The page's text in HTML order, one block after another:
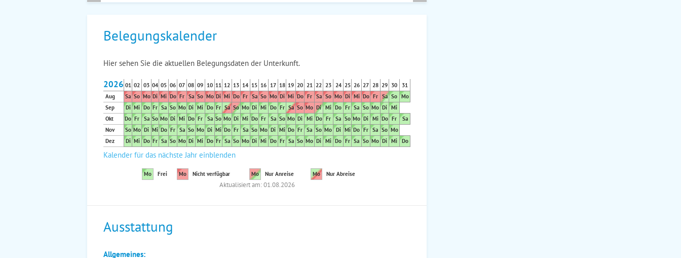
Belegungskalender
Hier sehen Sie die aktuellen Belegungsdaten der Unterkunft.
2026 01 02 03 04 05 06 07 08 09 10 11 12 13 14 15 16 17 18 19 20 21 22 23 24 25 26 27 28 29 30
31
Aug
Sa So Mo Di Mi Do Fr Sa So Mo Di Mi Do Fr Sa So Mo Di Mi Do Fr Sa So Mo Di Mi Do Fr Sa So Mo
Sep
Di Mi Do Fr Sa So Mo Di Mi Do Fr Sa So Mo Di Mi Do Fr Sa So Mo Di Mi Do Fr Sa So Mo Di Mi
Okt
Do Fr Sa So Mo Di Mi Do Fr Sa So Mo Di Mi Do Fr Sa So Mo Di Mi Do Fr Sa So Mo Di Mi Do Fr
Sa
Nov
So Mo Di Mi Do Fr Sa So Mo Di Mi Do Fr Sa So Mo Di Mi Do Fr Sa So Mo Di Mi Do Fr Sa So Mo
Dez
Di Mi Do Fr Sa So Mo Di Mi Do Fr Sa So Mo Di Mi Do Fr Sa So Mo Di Mi Do Fr Sa So Mo Di Mi Do
Kalender für das nächste Jahr einblenden
Mo Frei Mo Nicht verfügbar Mo Nur Anreise Mo Nur Abreise
Aktualisiert am: 01.08.2026
Ausstattung
Allgemeines: